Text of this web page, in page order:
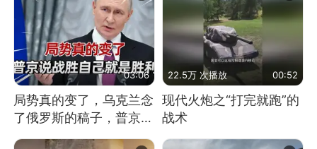
03:06
局势真的变了，乌克兰念
了俄罗斯的稿子，普京说
22.5万 次播放 00:52
现代火炮之“打完就跑”的
战术